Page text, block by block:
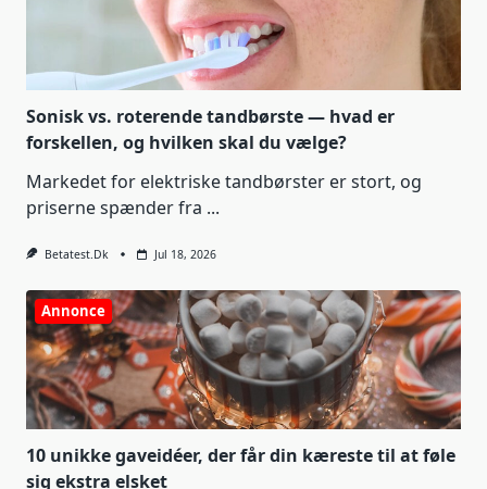
Sonisk vs. roterende tandbørste — hvad er
forskellen, og hvilken skal du vælge?
Markedet for elektriske tandbørster er stort, og
priserne spænder fra ...
Betatest.dk Jul 18, 2026
Annonce
10 unikke gaveidéer, der får din kæreste til at føle
sig ekstra elsket